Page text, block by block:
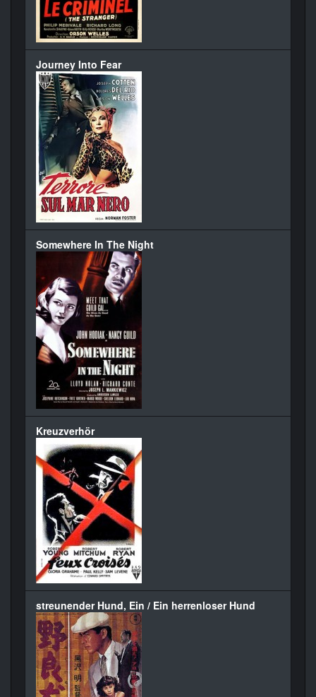
Journey Into Fear
Somewhere In The Night
Kreuzverhör
streunender Hund, Ein / Ein herrenloser Hund